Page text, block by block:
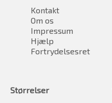
Kontakt
Om os
Impressum
Hjælp
Fortrydelsesret
Størrelser